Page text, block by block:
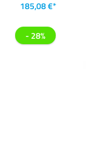
185,08 €*
- 28%